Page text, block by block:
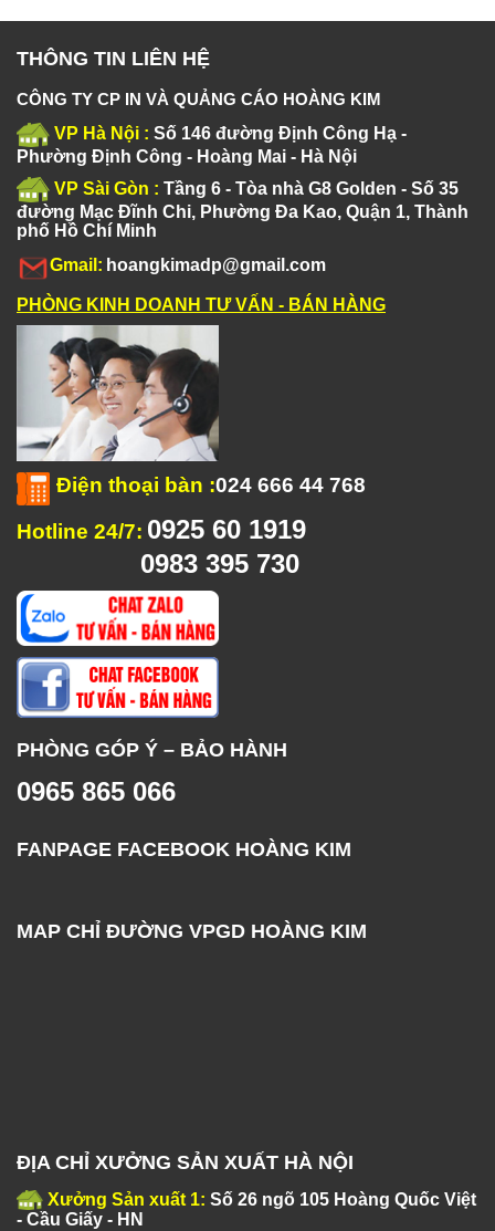
THÔNG TIN LIÊN HỆ
CÔNG TY CP IN VÀ QUẢNG CÁO HOÀNG KIM
VP Hà Nội : Số 146 đường Định Công Hạ -
Phường Định Công - Hoàng Mai - Hà Nội
VP Sài Gòn : Tầng 6 - Tòa nhà G8 Golden - Số 35
đường Mạc Đĩnh Chi, Phường Đa Kao, Quận 1, Thành
phố Hồ Chí Minh
Gmail: hoangkimadp@gmail.com
PHÒNG KINH DOANH TƯ VẤN - BÁN HÀNG
Điện thoại bàn :024 666 44 768
Hotline 24/7: 0925 60 1919
0983 395 730
PHÒNG GÓP Ý – BẢO HÀNH
0965 865 066
FANPAGE FACEBOOK HOÀNG KIM
MAP CHỈ ĐƯỜNG VPGD HOÀNG KIM
ĐỊA CHỈ XƯỞNG SẢN XUẤT HÀ NỘI
Xưởng Sản xuất 1: Số 26 ngõ 105 Hoàng Quốc Việt
- Cầu Giấy - HN